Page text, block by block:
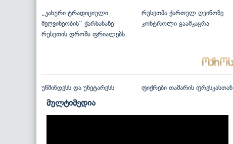
„კახური ტრადიციული
მეღვინეობის“ ქარხანაზე
რუსეთის დროშა ფრიალებს
რუსეთმა ქართულ ღვინოზე
კონტროლი გაამკაცრა
უწმინდესს და უნეტარესს ფიქრები თამარის ფრესკასთან
მულტიმედია